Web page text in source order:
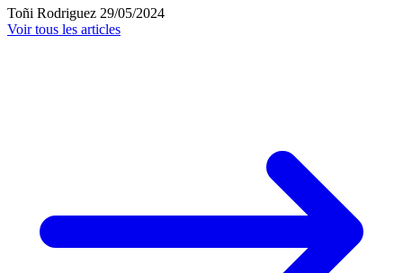
Toñi Rodriguez 29/05/2024
Voir tous les articles